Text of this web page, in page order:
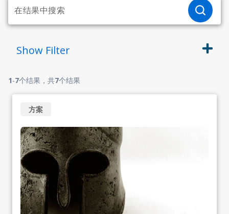
Show Filter
1-7个结果，共7个结果
方案